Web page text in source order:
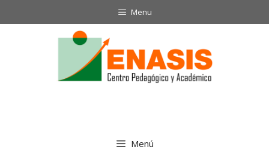
Menu
Menú